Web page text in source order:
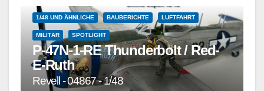
1/48 UND ÄHNLICHE BAUBERICHTE LUFTFAHRT
MILITÄR SPOTLIGHT
P-47N-1-RE Thunderbolt / Red-
E-Ruth
Revell - 04867 - 1/48